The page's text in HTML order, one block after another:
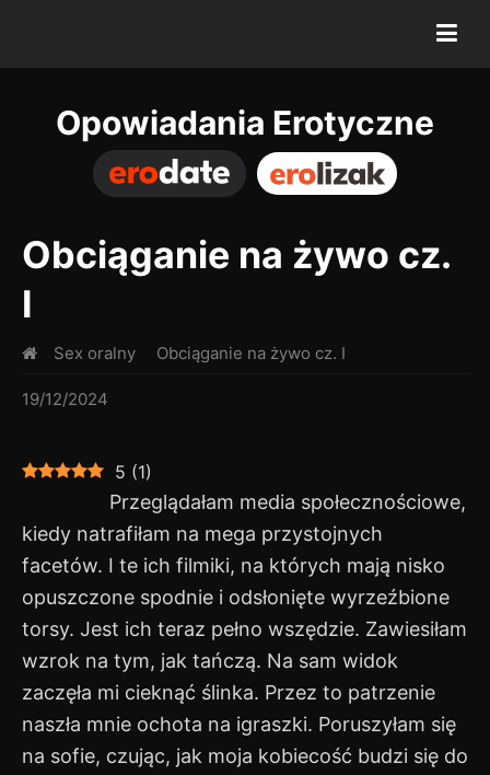
Opowiadania Erotyczne
Obciąganie na żywo cz.
I
Sex oralny Obciąganie na żywo cz. I
19/12/2024
5 (1)
Przeglądałam media społecznościowe,
kiedy natrafiłam na mega przystojnych
facetów. I te ich filmiki, na których mają nisko
opuszczone spodnie i odsłonięte wyrzeźbione
torsy. Jest ich teraz pełno wszędzie. Zawiesiłam
wzrok na tym, jak tańczą. Na sam widok
zaczęła mi cieknąć ślinka. Przez to patrzenie
naszła mnie ochota na igraszki. Poruszyłam się
na sofie, czując, jak moja kobiecość budzi się do